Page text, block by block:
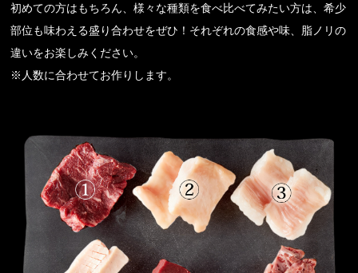
初めての方はもちろん、様々な種類を食べ比べてみたい方は、希少
部位も味わえる盛り合わせをぜひ！それぞれの食感や味、脂ノリの
違いをお楽しみください。
※人数に合わせてお作りします。